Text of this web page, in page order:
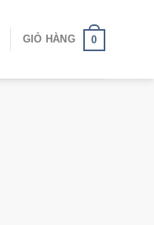
GIỎ HÀNG 0